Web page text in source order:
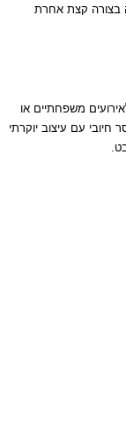
בצורה קצת אחרת
משפחתיים או
עם עיצוב יוקרתי